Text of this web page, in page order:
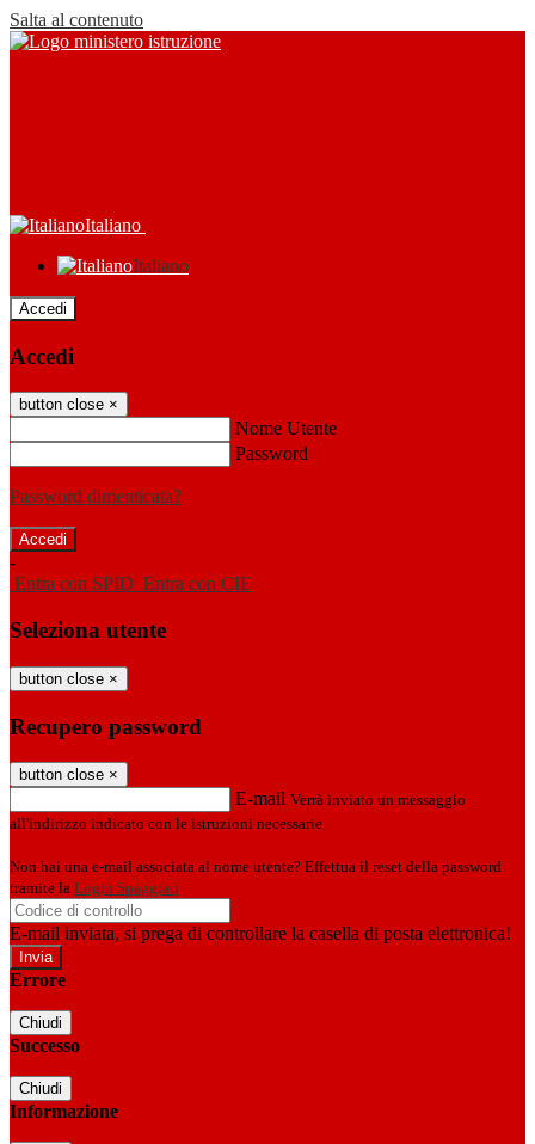
Salta al contenuto
Italiano
Italiano
Accedi
Accedi
button close ×
Nome Utente
Password
Password dimenticata?
-
Entra con SPID Entra con CIE
Seleziona utente
button close ×
Recupero password
button close ×
E-mail Verrà inviato un messaggio
all'indirizzo indicato con le istruzioni necessarie.
Non hai una e-mail associata al nome utente? Effettua il reset della password
tramite la Login Spaggiari
E-mail inviata, si prega di controllare la casella di posta elettronica!
Errore
Chiudi
Successo
Chiudi
Informazione